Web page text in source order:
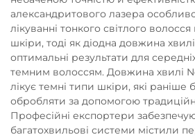
александритового лазера
лікуванні тонкого світлого волосся
шкіри, тоді як діодна довжина
оптимальні результати для
темним волоссям. Довжина хвилі
лікує темні типи шкіри, які раніше
обробляти за допомогою
Професійні експортери
багатохвильові системи містили